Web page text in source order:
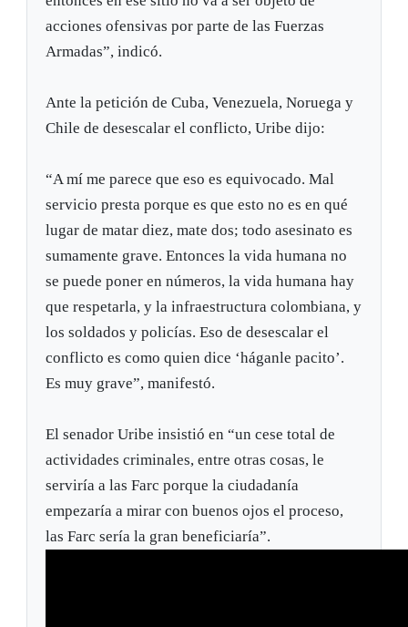
acciones ofensivas por parte de las Fuerzas
Armadas”, indicó.
Ante la petición de Cuba, Venezuela, Noruega y
Chile de desescalar el conflicto, Uribe dijo:
“A mí me parece que eso es equivocado. Mal
servicio presta porque es que esto no es en qué
lugar de matar diez, mate dos; todo asesinato es
sumamente grave. Entonces la vida humana no
se puede poner en números, la vida humana hay
que respetarla, y la infraestructura colombiana, y
los soldados y policías. Eso de desescalar el
conflicto es como quien dice ‘háganle pacito’.
Es muy grave”, manifestó.
El senador Uribe insistió en “un cese total de
actividades criminales, entre otras cosas, le
serviría a las Farc porque la ciudadanía
empezaría a mirar con buenos ojos el proceso,
las Farc sería la gran beneficiaría”.